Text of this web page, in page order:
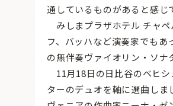
通しているものがあると感じ
みしまプラザホテル チャ
フ、バッハなど演奏家でも
の無伴奏ヴァイオリン・ソナ
11月18日の日比谷のベヒ
ターのデュオを軸に選曲し